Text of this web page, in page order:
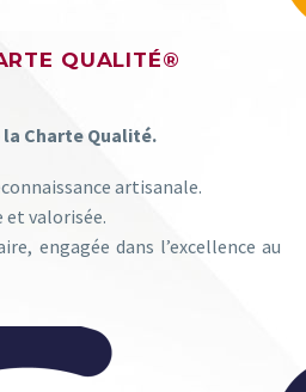
QUALITÉ®
Charte Qualité.
artisanale.
et valorisée.
engagée dans l’excellence au